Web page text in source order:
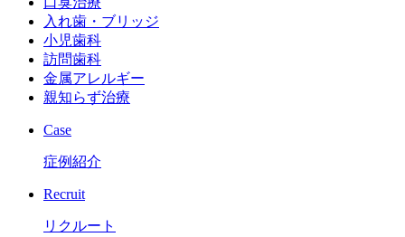
入れ歯・ブリッジ
小児歯科
訪問歯科
金属アレルギー
親知らず治療
Case
症例紹介
Recruit
リクルート